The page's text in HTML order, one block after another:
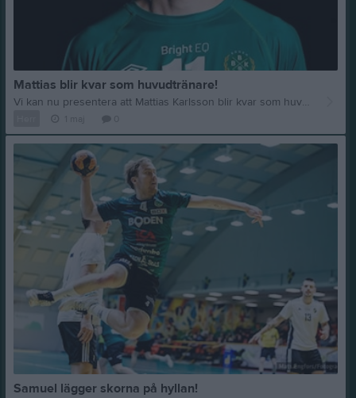
Mattias blir kvar som huvudtränare!
Vi kan nu presentera att Mattias Karlsson blir kvar som huvudtränare den kommande säsongen! Vi tänkte även försöka oss på en kort summering av den gångna säsongen för att sedan kunna stänga böckerna och fokusera på vad som komma skall. Mattias kom in som assisterande tränare säsongen 24/25, för att sedan ta över som huvudtränare i slutet av den säsongen. Vilket han sedan fortsatte att vara nu säsongen 25/26, vilket resulterade i serievinst och avancemang. Båda våra representationslag vann sina respektive serier, vilken betyder att både damerna samt herrarna tar klivet upp till division 1 igen. Detta var ett tydligt mål inför säsongen, och nog även något som förväntades av utomstående med tanke på nivåskillnaden som det faktiskt är mellan serierna. Sagt och gjort, båda lagen levererade och gick igenom säsongen som obesegrade. Exempelvis hade våra killar en målskillnad på +227 på sina 12 spelade matcher. Det finns flerta unga lovande spelare som kommer att få känna på spel i en högre nivå i höst. Mattias säger såhär själv om säsongen som var: "Den gångna säsongen innebar spel i div2 vilket inte var vad vi hade hoppats på. Men säsongen har varit riktigt bra, där vi fått tid att hitta tillbaka till en trygghet och stabil grund som vi kan ta med oss in i nästa säsong. Vi fått även fått lyfta upp flertalet yngre spelare som tagit stora kliv vilket är väldigt kul!" Truppbygget är igång där det redan nu är klart några spelare kommer att lämna, samtidigt har herrarna hunnit presentera ett nygammalt ansikte i Lukas Andersson Männikö som till nästa säsong är tillbaka i grönt, men som spelare! Nyheter kring laget kommer fortsätta att publiceras löpande!
Samuel lägger skorna på hyllan!